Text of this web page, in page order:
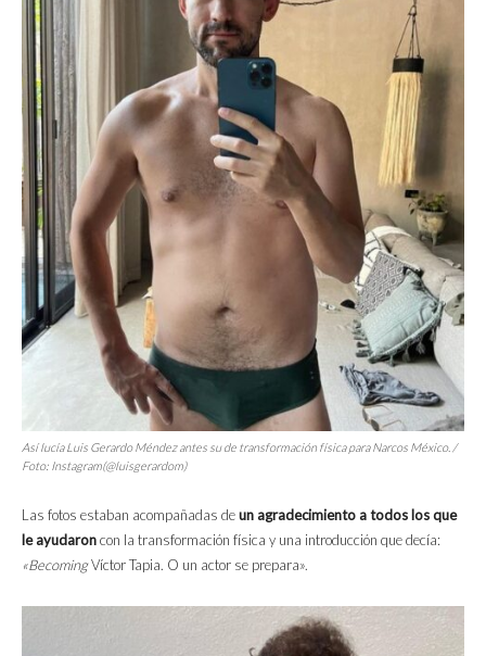
Así lucía Luis Gerardo Méndez antes su de transformación física paraNarcos México. /
Foto: Instagram(@luisgerardom)
Las fotos estaban acompañadas deun agradecimiento a todos los que
le ayudaroncon la transformación física y una introducción que decía:
«BecomingVíctor Tapia. O un actor se prepara».